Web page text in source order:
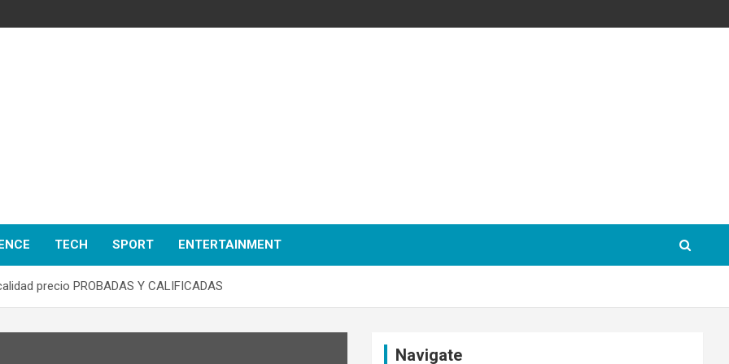
TECH SPORT ENTERTAINMENT
precio PROBADAS Y CALIFICADAS
Navigate